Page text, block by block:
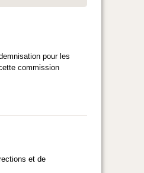
pour les
commission
et de